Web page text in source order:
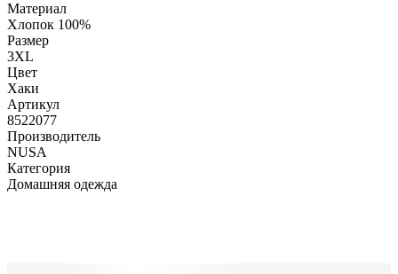
Материал
Хлопок 100%
Размер
3XL
Цвет
Хаки
Артикул
8522077
Производитель
NUSA
Категория
Домашняя одежда